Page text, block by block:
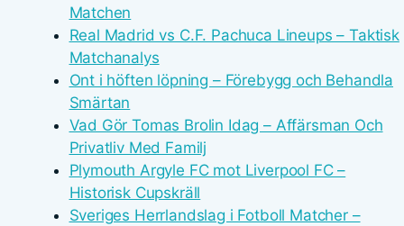
Matchen
Real Madrid vs C.F. Pachuca Lineups – Taktisk
Matchanalys
Ont i höften löpning – Förebygg och Behandla
Smärtan
Vad Gör Tomas Brolin Idag – Affärsman Och
Privatliv Med Familj
Plymouth Argyle FC mot Liverpool FC –
Historisk Cupskräll
Sveriges Herrlandslag i Fotboll Matcher –